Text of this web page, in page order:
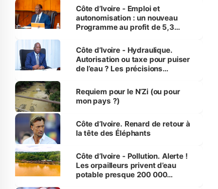
et Yamoussoukro
Côte d’Ivoire - Emploi et
autonomisation : un nouveau
Programme au profit de 5,3
Côte d’Ivoire - Hydraulique.
Autorisation ou taxe pour puiser
de l’eau ? Les précisions
Requiem pour le N’Zi (ou pour
mon pays ?)
Côte d’Ivoire. Renard de retour à
la tête des Éléphants
Côte d’Ivoire - Pollution. Alerte !
Les orpailleurs privent d’eau
potable presque 200 000